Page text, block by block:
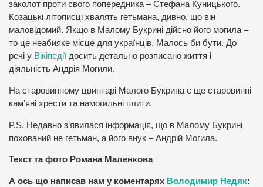
заколот проти свого попередника – Стефана Куницького.
Козацькі літописці хвалять гетьмана, дивно, що він
маловідомий. Якщо в Малому Букрині дійсно його могила –
то це неабияке місце для українців. Малось би бути. До
речі у Вікіпедії досить детально розписано життя і
діяльність Андрія Могили.
На старовинному цвинтарі Малого Букрина є ще старовинні
кам’яні хрести та намогильні плити.
P.S. Недавно з’явилася інформація, що в Малому Букрині
похований не гетьман, а його внук – Андрій Могила.
Текст та фото Романа Маленкова
А ось що написав нам у коментарях Володимир Недяк: